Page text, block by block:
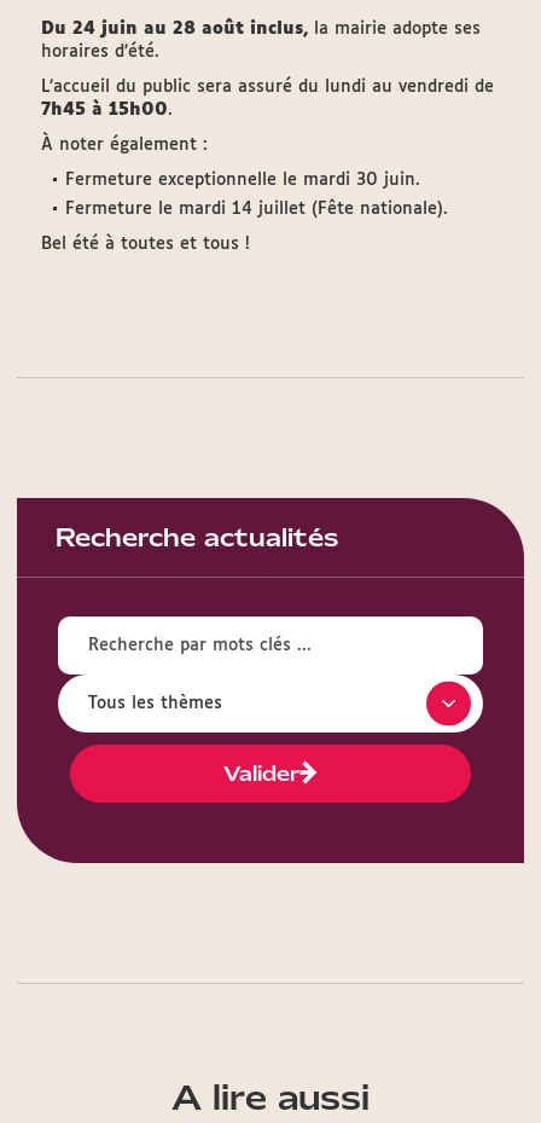
Du 24 juin au 28 août inclus, la mairie adopte ses
horaires d’été.
L’accueil du public sera assuré du lundi au vendredi de
7h45 à 15h00.
À noter également :
Fermeture exceptionnelle le mardi 30 juin.
Fermeture le mardi 14 juillet (Fête nationale).
Bel été à toutes et tous !
Recherche actualités
Valider
A lire aussi